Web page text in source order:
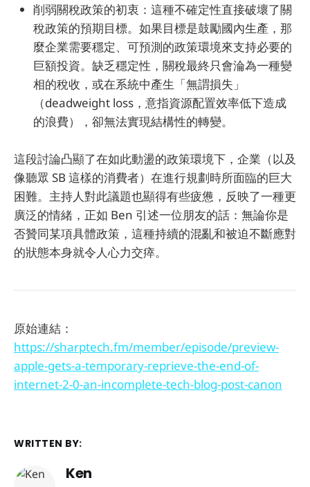
削弱關稅政策的初衷：這種不確定性直接破壞了關
稅政策的預期目標。如果目標是鼓勵國內生產，那
麼企業需要穩定、可預測的政策環境來支持必要的
巨額投資。缺乏穩定性，關稅最終只會淪為一種變
相的稅收，或在系統中產生「無謂損失」
（deadweight loss，意指資源配置效率低下造成
的浪費），卻無法實現結構性的轉變。
這段討論凸顯了在如此動盪的政策環境下，企業（以及
像聽眾 SB 這樣的消費者）在進行規劃時所面臨的巨大
困難。主持人對此議題也顯得有些疲憊，反映了一種更
廣泛的情緒，正如 Ben 引述一位朋友的話：無論你是
否贊同某項具體政策，這種持續的混亂和被迫不斷應對
的狀態本身就令人心力交瘁。
原始連結：
https://sharptech.fm/member/episode/preview-
apple-gets-a-temporary-reprieve-the-end-of-
internet-2-0-an-incomplete-tech-blog-post-canon
WRITTEN BY:
Ken